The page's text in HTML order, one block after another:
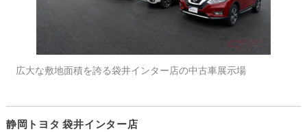
広大な敷地面積を誇る袋井インター店の中古車展示場
静岡トヨタ 袋井インター店